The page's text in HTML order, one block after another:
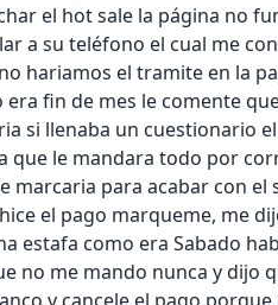
el hot sale la página no
a su teléfono el cual me
hariamos el tramite en la
fin de mes le comente
si llenaba un cuestionario
le mandara todo por
marcaria para acabar con el
el pago marqueme, me
estafa como era Sabado
no me mando nunca y dijo